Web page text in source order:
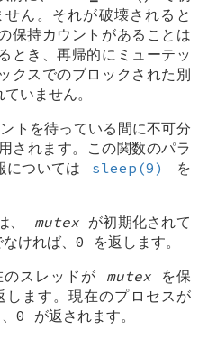
ん。それが破壊されると
保持カウントがあることは
とき、再帰的にミューテッ
クスでのブロックされた別
いません。
トを待っている間に不可分
されます。この関数のパラ
については
sleep(9)
を
、 mutexが初期化されて
ければ、0 を返します。
スレッドが mutexを保
ます。現在のプロセスが
0 が返されます。